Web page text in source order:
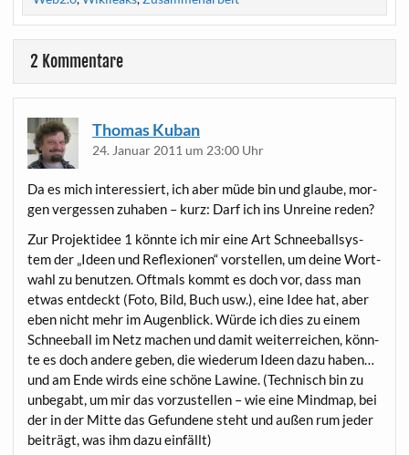
2 Kommentare
Thomas Kuban
24. Januar 2011 um 23:00 Uhr
Da es mich inter­es­siert, ich aber müde bin und glau­be, mor­
gen ver­ges­sen zuha­ben – kurz: Darf ich ins Unrei­ne reden?
Zur Pro­jekt­idee 1 könn­te ich mir eine Art Schnee­ball­sys­
tem der „Ideen und Refle­xio­nen“ vor­stel­len, um dei­ne Wort­
wahl zu benut­zen. Oft­mals kommt es doch vor, dass man
etwas ent­deckt (Foto, Bild, Buch usw.), eine Idee hat, aber
eben nicht mehr im Augen­blick. Wür­de ich dies zu einem
Schnee­ball im Netz machen und damit wei­ter­rei­chen, könn­
te es doch ande­re geben, die wie­der­um Ideen dazu haben…
und am Ende wirds eine schö­ne Lawi­ne. (Tech­nisch bin zu
unbe­gabt, um mir das vor­zu­stel­len – wie eine Mind­map, bei
der in der Mit­te das Gefun­de­ne steht und außen rum jeder
bei­trägt, was ihm dazu einfällt)